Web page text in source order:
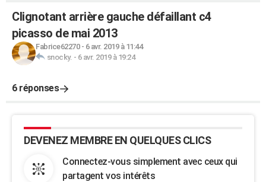
Clignotant arrière gauche défaillant c4
picasso de mai 2013
Fabrice62270- 6 avr. 2019 à 11:44
snocky. - 6 avr. 2019 à 19:24
6 réponses
DEVENEZ MEMBRE EN QUELQUES CLICS
Connectez-vous simplement avec ceux qui
partagent vos intérêts